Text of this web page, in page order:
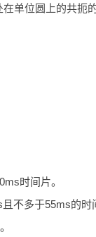
单位圆上的共扼
时间片。
不多于55ms的时